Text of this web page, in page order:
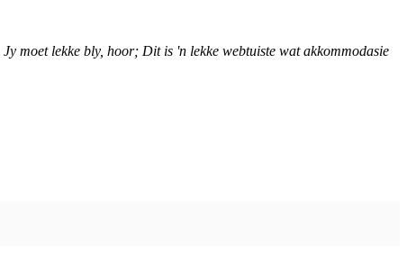
Jy moet lekke bly, hoor; Dit is 'n lekke webtuiste wat akkommodasie